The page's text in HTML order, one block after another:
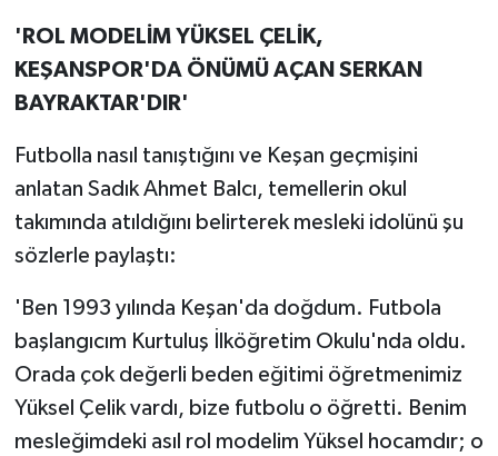
'ROL MODELİM YÜKSEL ÇELİK,
KEŞANSPOR'DA ÖNÜMÜ AÇAN SERKAN
BAYRAKTAR'DIR'
Futbolla nasıl tanıştığını ve Keşan geçmişini
anlatan Sadık Ahmet Balcı, temellerin okul
takımında atıldığını belirterek mesleki idolünü şu
sözlerle paylaştı:
'Ben 1993 yılında Keşan'da doğdum. Futbola
başlangıcım Kurtuluş İlköğretim Okulu'nda oldu.
Orada çok değerli beden eğitimi öğretmenimiz
Yüksel Çelik vardı, bize futbolu o öğretti. Benim
mesleğimdeki asıl rol modelim Yüksel hocamdır; o